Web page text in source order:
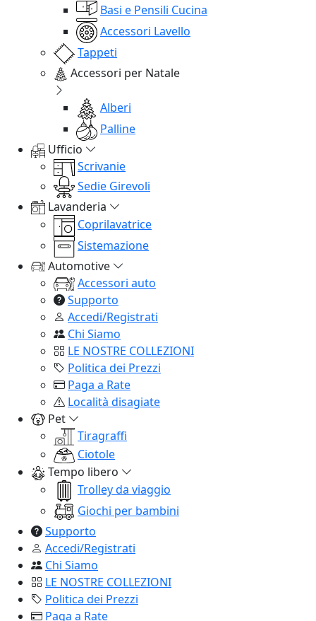
Basi e Pensili Cucina
Accessori Lavello
Tappeti
Accessori per Natale
Alberi
Palline
Ufficio
Scrivanie
Sedie Girevoli
Lavanderia
Coprilavatrice
Sistemazione
Automotive
Accessori auto
Supporto
Accedi/Registrati
Chi Siamo
LE NOSTRE COLLEZIONI
Politica dei Prezzi
Paga a Rate
Località disagiate
Pet
Tiragraffi
Ciotole
Tempo libero
Trolley da viaggio
Giochi per bambini
Supporto
Accedi/Registrati
Chi Siamo
LE NOSTRE COLLEZIONI
Politica dei Prezzi
Paga a Rate